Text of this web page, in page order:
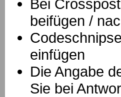
Bei
beifügen /
einfügen
Die Angabe
Sie bei